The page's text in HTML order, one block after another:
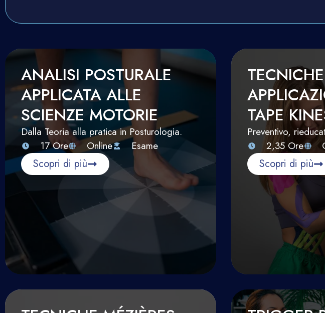
ANALISI POSTURALE
APPLICATA ALLE
SCIENZE MOTORIE
Dalla Teoria alla pratica in Posturologia.
17 Ore
Online Esame
Scopri di più
TAPE
Preventivo,
2,35 Ore
Scopri di più